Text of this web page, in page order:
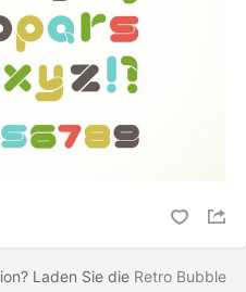
Laden Sie die Retro Bubble